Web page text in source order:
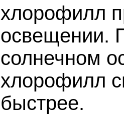
хлорофилл
освещении.
солнечном
хлорофилл
быстрее.